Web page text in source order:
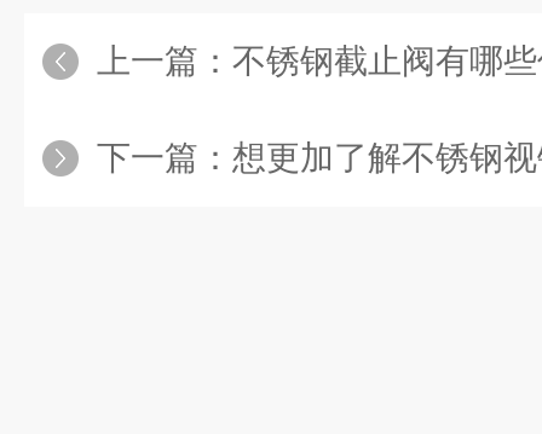
上一篇： 不锈钢截止阀有哪些优
下一篇： 想更加了解不锈钢